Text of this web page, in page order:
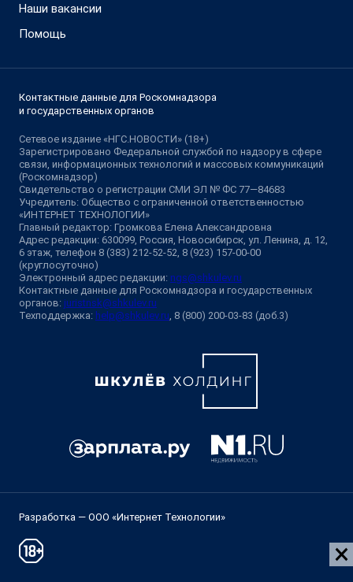
Наши вакансии
Помощь
Контактные данные для Роскомнадзора
и государственных органов
Сетевое издание «НГС.НОВОСТИ» (18+)
Зарегистрировано Федеральной службой по надзору в сфере
связи, информационных технологий и массовых коммуникаций
(Роскомнадзор)
Свидетельство о регистрации СМИ ЭЛ № ФС 77—84683
Учредитель: Общество с ограниченной ответственностью
«ИНТЕРНЕТ ТЕХНОЛОГИИ»
Главный редактор: Громкова Елена Александровна
Адрес редакции: 630099, Россия, Новосибирск, ул. Ленина, д. 12,
6 этаж, телефон 8 (383) 212-52-52, 8 (923) 157-00-00
(круглосуточно)
Электронный адрес редакции: ngs@shkulev.ru
Контактные данные для Роскомнадзора и государственных
органов: juristnsk@shkulev.ru
Техподдержка: help@shkulev.ru , 8 (800) 200-03-83 (доб.3)
Разработка — ООО «Интернет Технологии»